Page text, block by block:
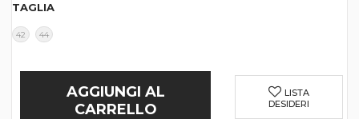
TAGLIA
42 44
AGGIUNGI AL
CARRELLO
LISTA
DESIDERI